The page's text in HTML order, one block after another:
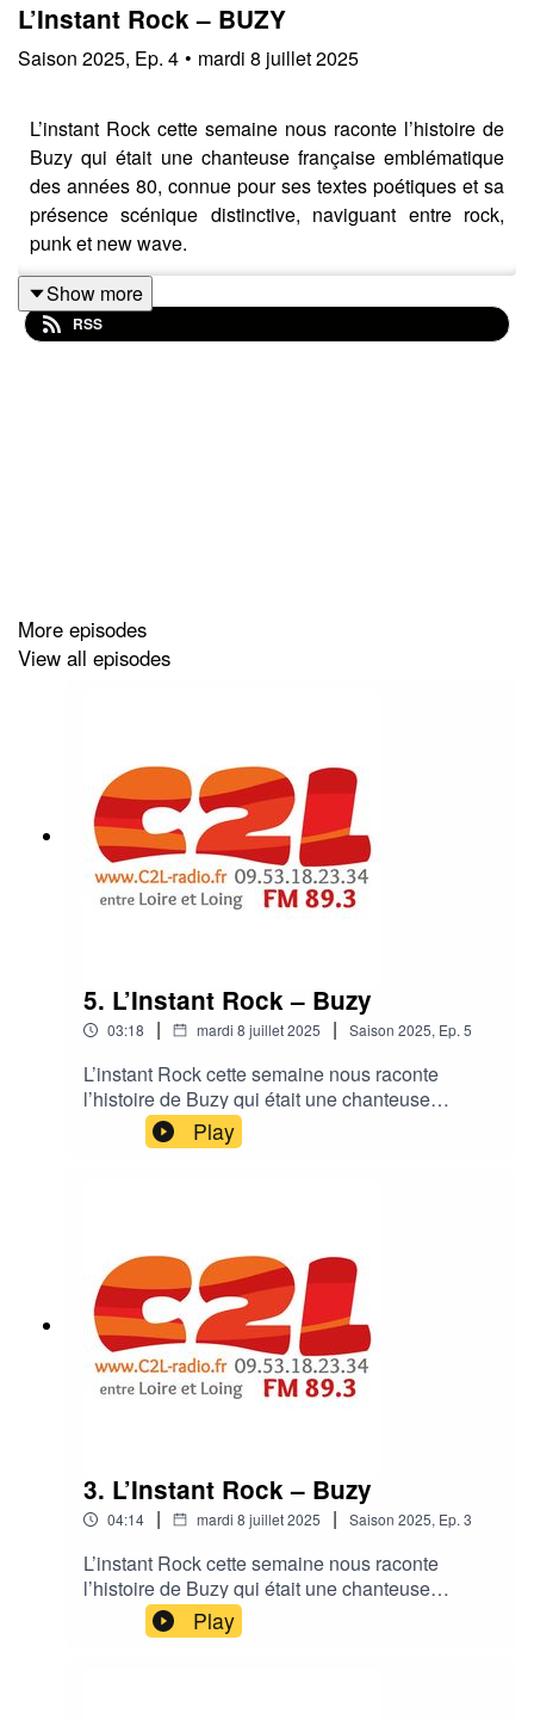
L’Instant Rock – BUZY
Saison 2025, Ep. 4 • mardi 8 juillet 2025
L’instant Rock cette semaine nous raconte l’histoire de
Buzy qui était une chanteuse française emblématique
des années 80, connue pour ses textes poétiques et sa
présence scénique distinctive, naviguant entre rock,
punk et new wave.
Show more
RSS
More episodes
View all episodes
5. L’Instant Rock – Buzy
03:18 | mardi 8 juillet 2025 | Saison 2025, Ep. 5
L’instant Rock cette semaine nous raconte
l’histoire de Buzy qui était une chanteuse
française emblématique des années 80, connue
pour ses textes poétiques et sa présence
Play
3. L’Instant Rock – Buzy
04:14 | mardi 8 juillet 2025 | Saison 2025, Ep. 3
L’instant Rock cette semaine nous raconte
l’histoire de Buzy qui était une chanteuse
française emblématique des années 80, connue
pour ses textes poétiques et sa présence
Play